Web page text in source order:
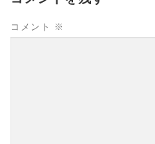
コメント ※